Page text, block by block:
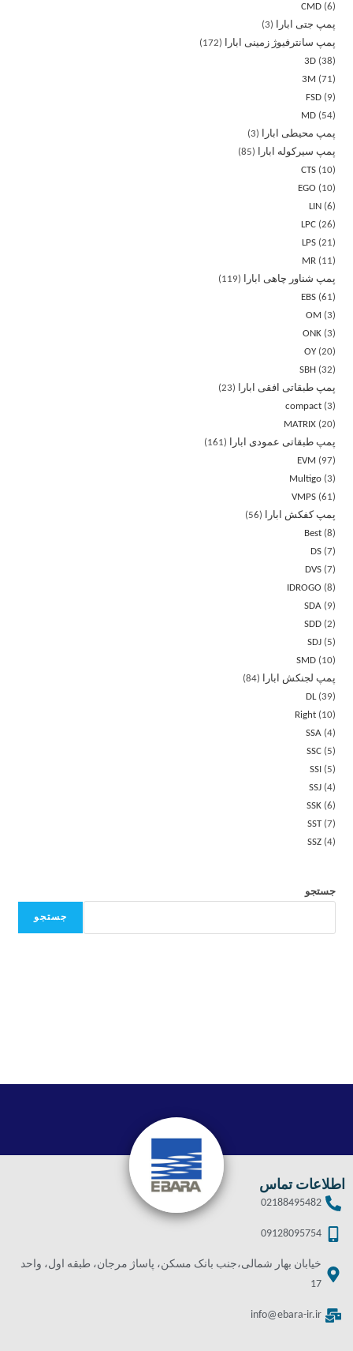
CMD 6
پمپ جتی ابارا
3
پمپ سانترفیوژ زمینی ابارا
172
3D 38
3M
71
FSD
9
MD
54
پمپ محیطی ابارا
3
پمپ سیرکوله ابارا
85
CTS
10
EGO
10
LIN
6
LPC 26
LPS 21
MR
11
پمپ شناور چاهی ابارا
119
EBS 61
OM
3
ONK 3
OY 20
SBH
32
پمپ طبقاتی افقی ابارا
23
compact 3
MATRIX 20
پمپ طبقاتی عمودی ابارا
161
EVM
97
Multigo 3
VMPS 61
پمپ کفکش ابارا
56
Best 8
DS 7
DVS 7
IDROGO
8
SDA
9
SDD 2
SDJ
5
SMD
10
پمپ لجنکش ابارا
84
DL 39
Right
10
SSA 4
SSC
5
SSI
5
SSJ 4
SSK 6
SST 7
SSZ 4
جستجو
جستجو
اطلاعات تماس
02188495482
09128095754
خیابان بهار شمالی،جنب بانک مسکن، پاساژ مرجان، طبقه اول، واحد
17
info@ebara-ir.ir